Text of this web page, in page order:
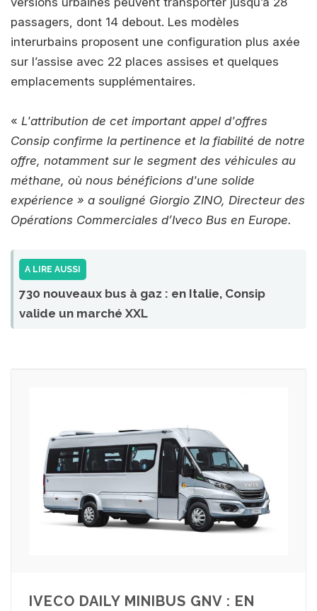
passagers, dont 14 debout. Les modèles
interurbains proposent une configuration plus axée
sur l’assise avec 22 places assises et quelques
emplacements supplémentaires.
« L'attribution de cet important appel d'offres
Consip confirme la pertinence et la fiabilité de notre
offre, notamment sur le segment des véhicules au
méthane, où nous bénéficions d'une solide
expérience » a souligné Giorgio ZINO, Directeur des
Opérations Commerciales d’Iveco Bus en Europe.
A LIRE AUSSI
730 nouveaux bus à gaz : en Italie, Consip
valide un marché XXL
IVECO DAILY MINIBUS GNV : EN